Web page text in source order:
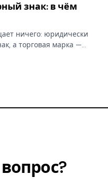
знак: в чём
ничего: юридически
а торговая марка —